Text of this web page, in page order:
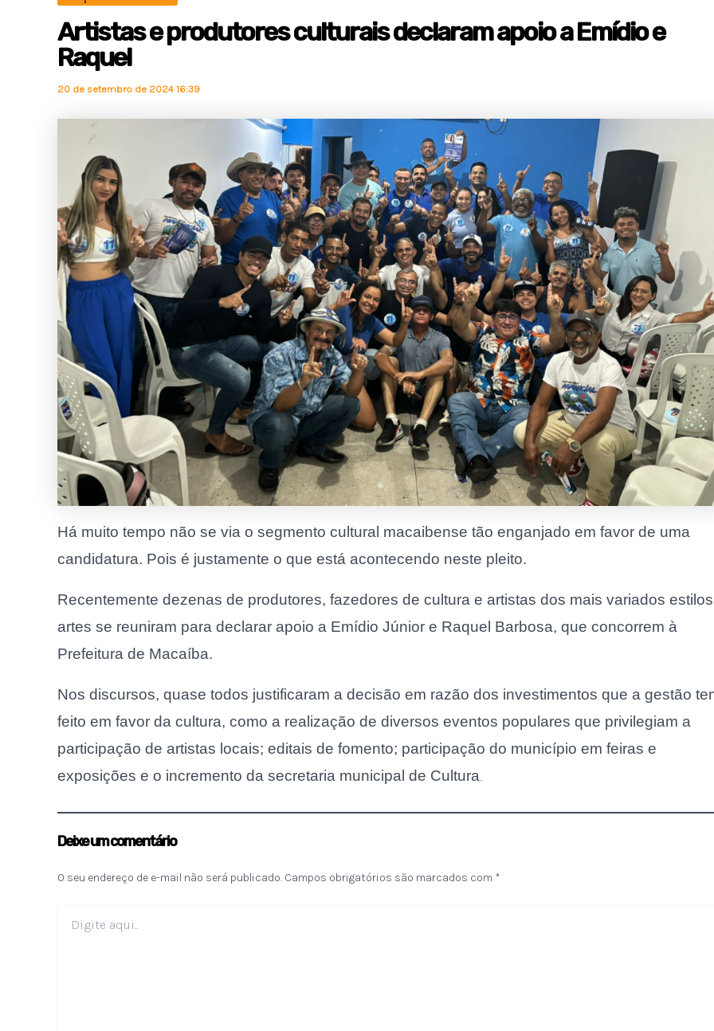
Artistas e produtores culturais declaram apoio a Emídio e
Raquel
20 de setembro de 2024 16:39
Há muito tempo não se via o segmento cultural macaibense tão enganjado em favor de uma
candidatura. Pois é justamente o que está acontecendo neste pleito.
Recentemente dezenas de produtores, fazedores de cultura e artistas dos mais variados
artes se reuniram para declarar apoio a Emídio Júnior e Raquel Barbosa, que concorrem à
Prefeitura de Macaíba.
Nos discursos, quase todos justificaram a decisão em razão dos investimentos que a gestão
feito em favor da cultura, como a realização de diversos eventos populares que privilegiam a
participação de artistas locais; editais de fomento; participação do município em feiras e
exposições e o incremento da secretaria municipal de Cultura
Deixe um comentário
O seu endereço de e-mail não será publicado. Campos obrigatórios são marcados com *
aqui...